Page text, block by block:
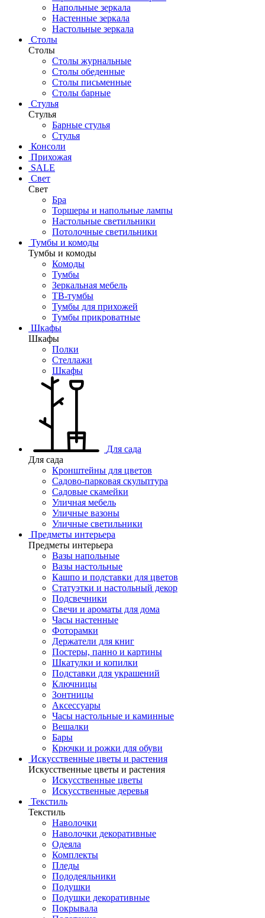
Напольные зеркала
Настенные зеркала
Настольные зеркала
Столы
Столы
Столы журнальные
Столы обеденные
Столы письменные
Столы барные
Стулья
Стулья
Барные стулья
Стулья
Консоли
Прихожая
SALE
Свет
Свет
Бра
Торшеры и напольные лампы
Настольные светильники
Потолочные светильники
Тумбы и комоды
Тумбы и комоды
Комоды
Тумбы
Зеркальная мебель
ТВ-тумбы
Тумбы для прихожей
Тумбы прикроватные
Шкафы
Шкафы
Полки
Стеллажи
Шкафы
Для сада
Для сада
Кронштейны для цветов
Садово-парковая скульптура
Садовые скамейки
Уличная мебель
Уличные вазоны
Уличные светильники
Предметы интерьера
Предметы интерьера
Вазы напольные
Вазы настольные
Кашпо и подставки для цветов
Статуэтки и настольный декор
Подсвечники
Свечи и ароматы для дома
Часы настенные
Фоторамки
Держатели для книг
Постеры, панно и картины
Шкатулки и копилки
Подставки для украшений
Ключницы
Зонтницы
Аксессуары
Часы настольные и каминные
Вешалки
Бары
Крючки и рожки для обуви
Искусственные цветы и растения
Искусственные цветы и растения
Искусственные цветы
Искусcтвенные деревья
Текстиль
Текстиль
Наволочки
Наволочки декоративные
Одеяла
Комплекты
Пледы
Пододеяльники
Подушки
Подушки декоративные
Покрывала